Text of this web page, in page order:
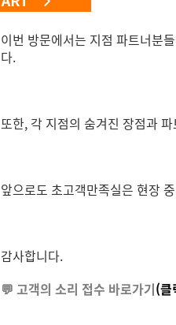
이번 방문에서는 지점 파트너분
다.
또한, 각 지점의 숨겨진 장점과
앞으로도 초고객만족실은 현장
감사합니다.
💬 고객의 소리 접수 바로가기(클